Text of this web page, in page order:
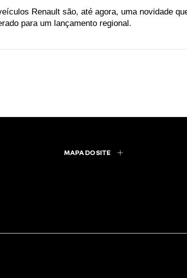
Renault são, até agora, uma novidade
para um lançamento regional.
MAPA DO SITE